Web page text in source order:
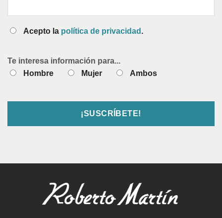
Acepto la política de privacidad .
Te interesa información para...
Hombre
Mujer Ambos